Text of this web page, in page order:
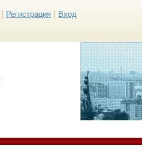
Регистрация Вход